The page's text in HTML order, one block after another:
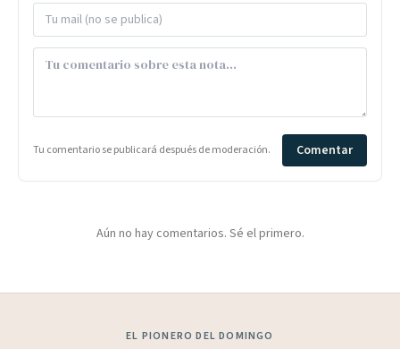
Tu comentario se publicará después de moderación. Comentar
Aún no hay comentarios. Sé el primero.
EL PIONERO DEL DOMINGO